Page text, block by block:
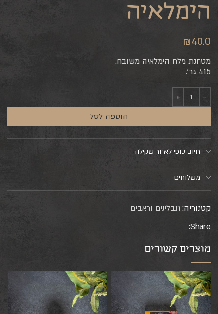
הימלאיה
₪40.0
מטחנת מלח הימלאיה משובח.
415 גר’.
הוספה לסל
חיוב סופי לאחר שקילה
משלוחים
קטגוריה: תבלינים וראבים
Share:
מוצרים קשורים